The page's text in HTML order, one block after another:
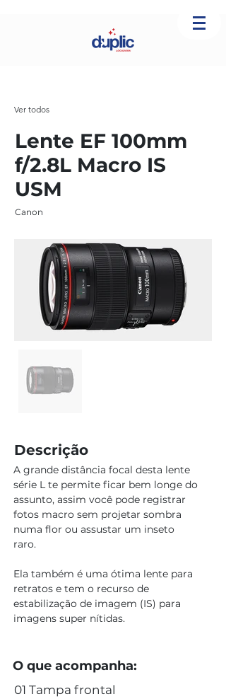
Ver todos
Lente EF 100mm
f/2.8L Macro IS
USM
Canon
Descrição
A grande distância focal desta lente
série L te permite ficar bem longe do
assunto, assim você pode registrar
fotos macro sem projetar sombra
numa flor ou assustar um inseto
raro.
Ela também é uma ótima lente para
retratos e tem o recurso de
estabilização de imagem (IS) para
imagens super nítidas.
O que acompanha:
01 Tampa frontal